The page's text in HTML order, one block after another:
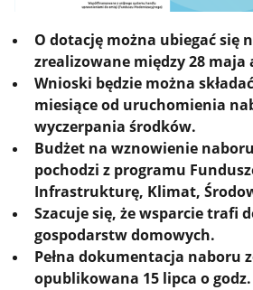
O dotację można ubiegać się
zrealizowane między 28 maja
Wnioski będzie można składać
miesiące od uruchomienia
wyczerpania środków.
Budżet na wznowienie
pochodzi z programu
Infrastrukturę, Klimat,
Szacuje się, że wsparcie trafi
gospodarstw domowych.
Pełna dokumentacja naboru
opublikowana 15 lipca o godz.